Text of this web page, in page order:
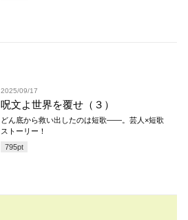
2025/09/17
呪文よ世界を覆せ（３）
どん底から救い出したのは短歌――。芸人×短歌
ストーリー！
795pt